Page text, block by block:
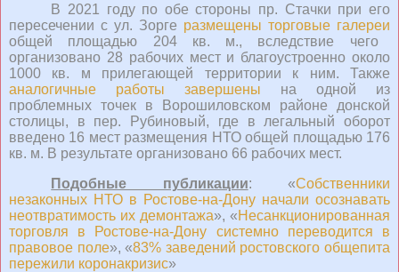
В 2021 году по обе стороны пр. Стачки при его
пересечении с ул. Зорге размещены торговые галереи
общей площадью 204 кв. м., вследствие чего
организовано 28 рабочих мест и благоустроенно около
1000 кв. м прилегающей территории к ним. Также
аналогичные работы завершены на одной из
проблемных точек в Ворошиловском районе донской
столицы, в пер. Рубиновый, где в легальный оборот
введено 16 мест размещения НТО общей площадью 176
кв. м. В результате организовано 66 рабочих мест.
Подобные публикации: «Собственники
незаконных НТО в Ростове-на-Дону начали осознавать
неотвратимость их демонтажа», «Несанкционированная
торговля в Ростове-на-Дону системно переводится в
правовое поле», «83% заведений ростовского общепита
пережили коронакризис»